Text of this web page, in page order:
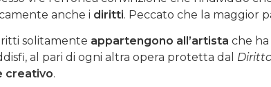
anche i diritti. Peccato che la maggior
solitamente appartengono all’artista che
al pari di ogni altra opera protetta dal
creativo.